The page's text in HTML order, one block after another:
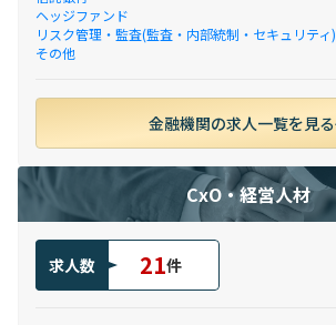
ヘッジファンド
リスク管理・監査(監査・内部統制・セキュリティ)
その他
金融機関の求人一覧を見る
CxO・経営人材
求人数 21件